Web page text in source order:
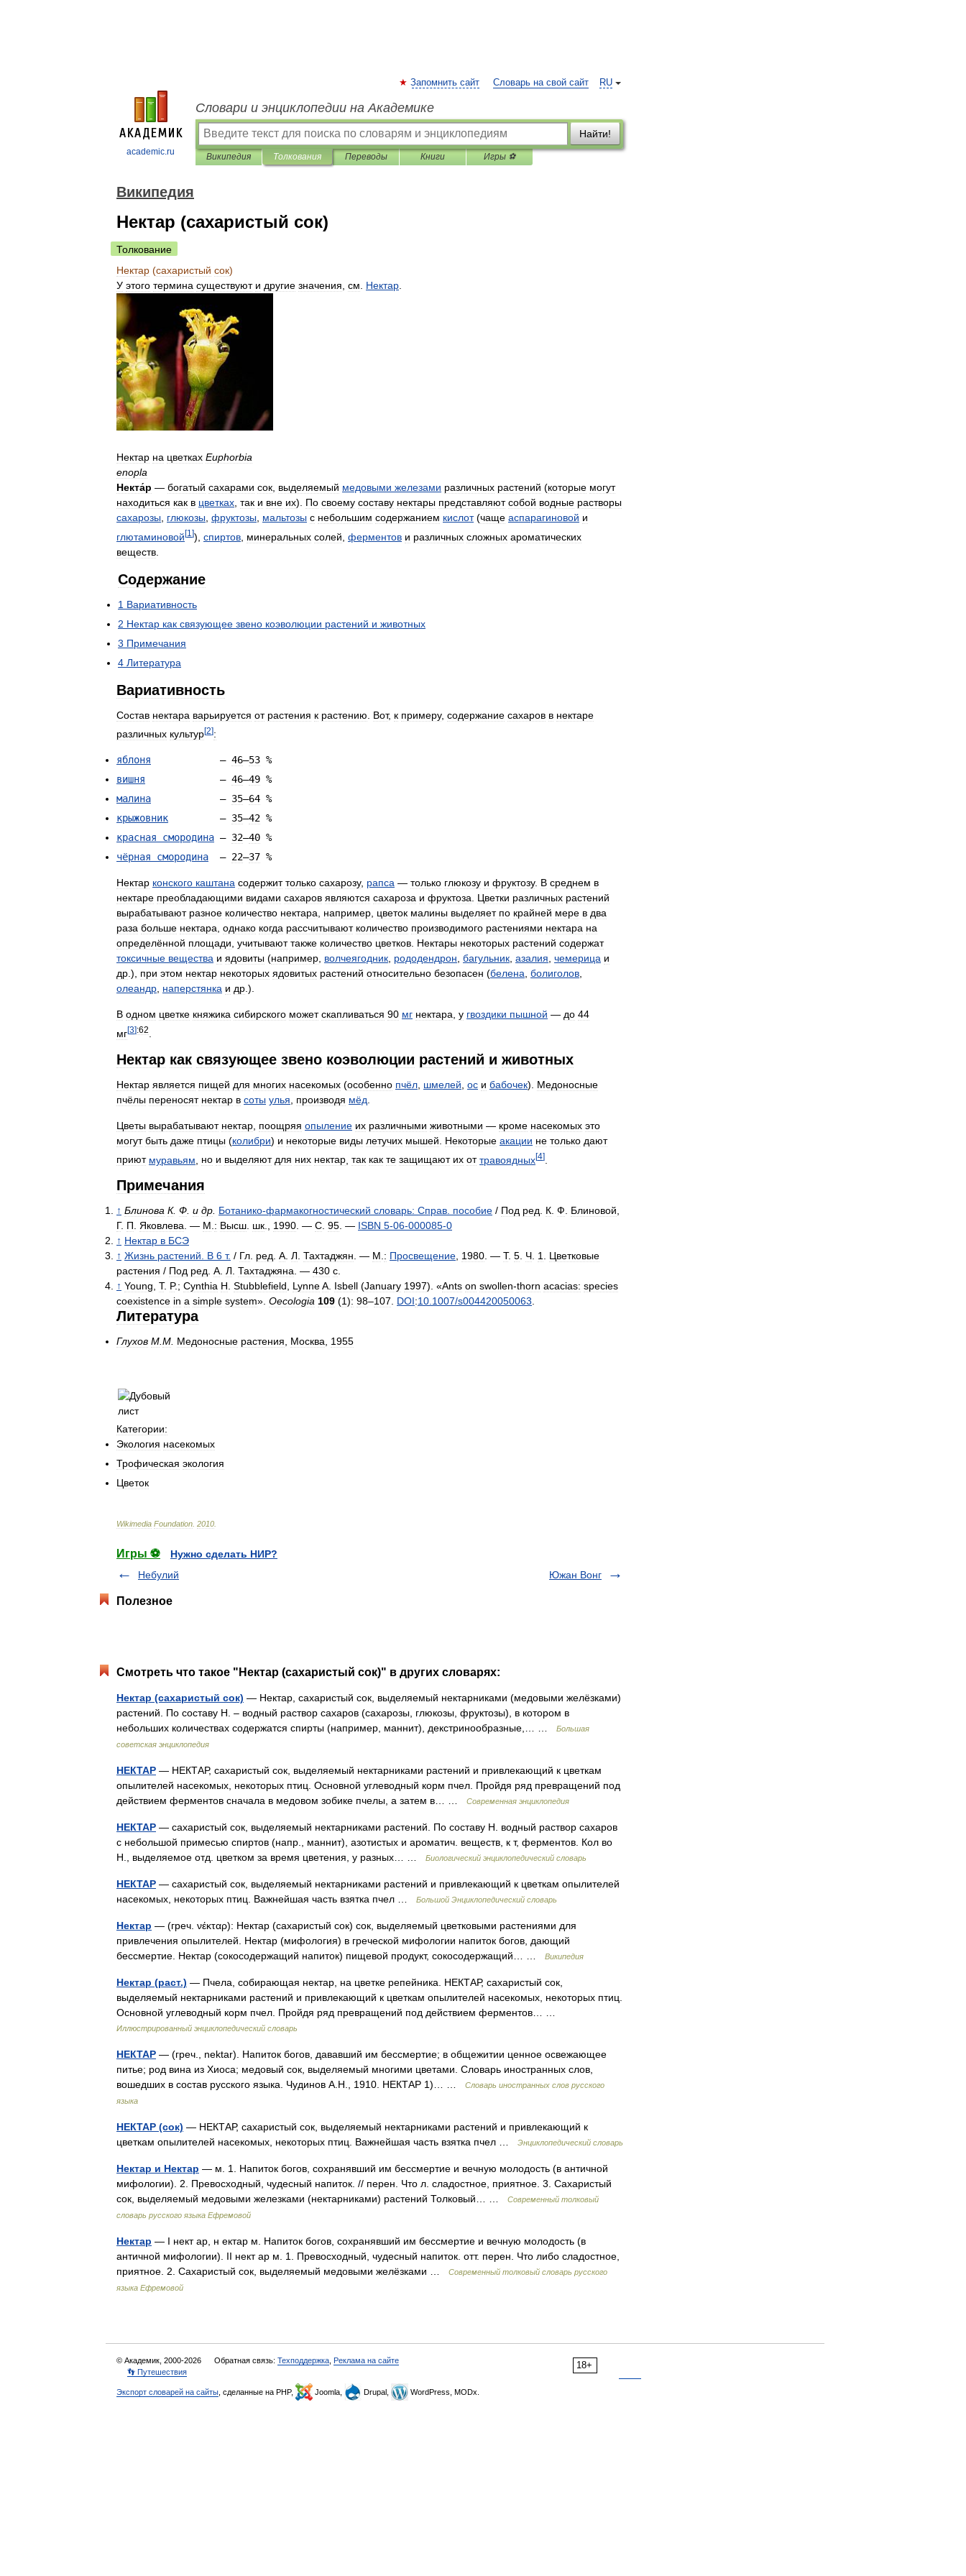
academic.ru
RU
Запомнить сайт Словарь на свой сайт
Словари и энциклопедии на Академике
Найти!
Википедия Толкования Переводы Книги Игры ⚽
Википедия
Нектар (сахаристый сок)
Толкование
Нектар (сахаристый сок)
У этого термина существуют и другие значения см Нектар
Нектар на цветках Euphorbia
enopla
Некта́р — богатый сахарами сок выделяемый медовыми железами различных растений (которые могут
находиться как в цветках так и вне их). По своему составу нектары представляют собой водные растворы
сахарозы
глюкозы фруктозы мальтозы с небольшим содержанием кислот(чаще аспарагиновой и
глютаминовой[1 ]), спиртов минеральных солей ферментов и различных сложных ароматических
веществ
Содержание
1 Вариативность
2 Нектар как связующее звено коэволюции растений и животных
3 Примечания
4 Литература
Вариативность
Состав нектара варьируется от растения к растению Вот, к примеру, содержание сахаров в нектаре
различных культур[2]:
яблоня — 46—53 %
вишня — 46—49 %
малина — 35—64 %
крыжовник — 35—42 %
красная
смородина — 32—40 %
чёрная
смородина — 22—37 %
Нектар конского каштана содержит только сахарозу, рапса — только глюкозу и фруктозу. В среднем в
нектаре преобладающими видами сахаров являются сахароза и фруктоза Цветки различных растений
вырабатывают разное количество нектара например цветок малины выделяет по крайней мере в два
раза больше нектара однако когда рассчитывают количество производимого растениями нектара на
определённой площади учитывают также количество цветков Нектары некоторых растений содержат
токсичные вещества и ядовиты (например волчеягодник рододендрон багульник азалия чемерица и
др .), при этом нектар некоторых ядовитых растений относительно безопасен (белена болиголов
олеандр наперстянка и др .).
В одном цветке княжика сибирского может скапливаться 90 мг нектара у гвоздики пышной — до 44
мг[3]:62
Нектар как связующее звено коэволюции растений и животных
Нектар является пищей для многих насекомых (особенно пчёл шмелей ос и бабочек). Медоносные
пчёлы переносят нектар в соты улья производя мёд
Цветы вырабатывают нектар поощряя опыление их различными животными — кроме насекомых это
могут быть даже птицы (колибри) и некоторые виды летучих мышей Некоторые акации не только дают
приют муравьям но и выделяют для них нектар так как те защищают их от травоядных[4]
Примечания
↑ Блинова К. Ф. и др. Ботанико-фармакогностический словарь: Справ. пособие / Под ред. К. Ф. Блиновой,
Г. П. Яковлева. — М.: Высш. шк., 1990. — С. 95. — ISBN 5-06-000085-0
↑ Нектар в БСЭ
↑ Жизнь растений. В 6 т. / Гл. ред. А. Л. Тахтаджян. — М.: Просвещение, 1980. — Т. 5. Ч. 1. Цветковые
растения / Под ред. А. Л. Тахтаджяна. — 430 с.
↑ Young, T. P.; Cynthia H. Stubblefield, LynneA. Isbell (January 1997). «Ants on swollen-thorn acacias: species
coexistence in a simple system». Oecologia 109 (1): 98–107. DOI:10.1007/s004420050063.
Литература
Глухов M.M. Медоносные растения, Москва, 1955
Категории:
Экология насекомых
Трофическая экология
Цветок
Wikimedia Foundation. 2010.
Игры ⚽
Нужно сделать НИР?
Небулий
Южан Вонг
Полезное
Смотреть что такое "Нектар (сахаристый сок)" в других словарях:
Нектар (сахаристый сок) — Нектар, сахаристый сок, выделяемый нектарниками (медовыми желёзками)
растений. По составу Н. ‒ водный раствор сахаров (сахарозы, глюкозы, фруктозы), в котором в
небольших количествах содержатся спирты (например, маннит), декстринообразные,… …
Большая
советская энциклопедия
НЕКТАР — НЕКТАР, сахаристый сок, выделяемый нектарниками растений и привлекающий к цветкам
опылителей насекомых, некоторых птиц. Основной углеводный корм пчел. Пройдя ряд превращений под
действием ферментов сначала в медовом зобике пчелы, а затем в… …
Современная энциклопедия
НЕКТАР — сахаристый сок, выделяемый нектарниками растений. По составу Н. водный раствор сахаров
с небольшой примесью спиртов (напр., маннит), азотистых и ароматич. веществ, к т, ферментов. Кол во
Н., выделяемое отд. цветком за время цветения, у разных… …
Биологический энциклопедический словарь
НЕКТАР — сахаристый сок, выделяемый нектарниками растений и привлекающий к цветкам опылителей
насекомых, некоторых птиц. Важнейшая часть взятка пчел …
Большой Энциклопедический словарь
Нектар — (греч. νέκταρ): Нектар (сахаристый сок) сок, выделяемый цветковыми растениями для
привлечения опылителей. Нектар (мифология) в греческой мифологии напиток богов, дающий
бессмертие. Нектар (сокосодержащий напиток) пищевой продукт, сокосодержащий… …
Википедия
Нектар (раст.) — Пчела, собирающая нектар, на цветке репейника. НЕКТАР, сахаристый сок,
выделяемый нектарниками растений и привлекающий к цветкам опылителей насекомых, некоторых птиц.
Основной углеводный корм пчел. Пройдя ряд превращений под действием ферментов… …
Иллюстрированный энциклопедический словарь
НЕКТАР — (греч., nektar). Напиток богов, дававший им бессмертие; в общежитии ценное освежающее
питье; род вина из Хиоса; медовый сок, выделяемый многими цветами. Словарь иностранных слов,
вошедших в состав русского языка. Чудинов А.Н., 1910. НЕКТАР 1)… …
Словарь иностранных слов русского
языка
НЕКТАР (сок) — НЕКТАР, сахаристый сок, выделяемый нектарниками растений и привлекающий к
цветкам опылителей насекомых, некоторых птиц. Важнейшая часть взятка пчел …
Энциклопедический словарь
Нектар и Нектар — м. 1. Напиток богов, сохранявший им бессмертие и вечную молодость (в античной
мифологии). 2. Превосходный, чудесный напиток. // перен. Что л. сладостное, приятное. 3. Сахаристый
сок, выделяемый медовыми железками (нектарниками) растений Толковый… …
Современный толковый
словарь русского языка Ефремовой
Нектар — I нект ар, н ектар м. Напиток богов, сохранявший им бессмертие и вечную молодость (в
античной мифологии). II нект ар м. 1. Превосходный, чудесный напиток. отт. перен. Что либо сладостное,
приятное. 2. Сахаристый сок, выделяемый медовыми желёзками …
Современный толковый словарь русского
языка Ефремовой
18+
© Академик, 2000-2026 Обратная связь: Техподдержка, Реклама на сайте
👣 Путешествия
Экспорт словарей на сайты, сделанные на PHP, Joomla, Drupal, WordPress, MODx.